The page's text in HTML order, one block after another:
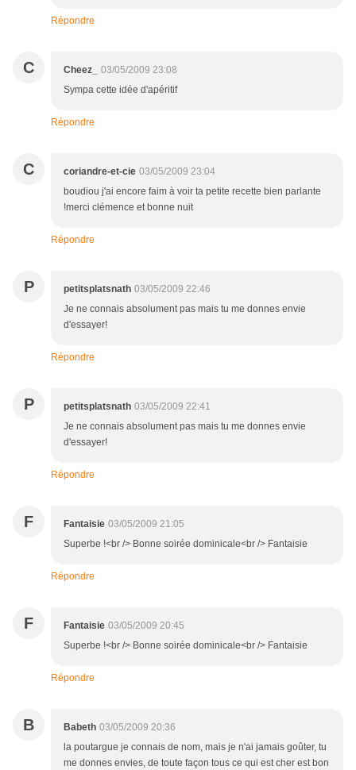
Répondre
C Cheez_
03/05/2009 23:08
Sympa cette idée d'apéritif
Répondre
C coriandre-et-cie 03/05/2009 23:04
boudiou j'ai encore faim à voir ta petite recette bien parlante
!merci clémence et bonne nuit
Répondre
P petitsplatsnath 03/05/2009 22:46
Je ne connais absolument pas mais tu me donnes envie
d'essayer!
Répondre
P petitsplatsnath 03/05/2009 22:41
Je ne connais absolument pas mais tu me donnes envie
d'essayer!
Répondre
F Fantaisie 03/05/2009 21:05
Superbe !<br /> Bonne soirée dominicale<br /> Fantaisie
Répondre
F Fantaisie 03/05/2009 20:45
Superbe !<br /> Bonne soirée dominicale<br /> Fantaisie
Répondre
B Babeth 03/05/2009 20:36
la poutargue je connais de nom, mais je n'ai jamais goûter, tu
me donnes envies, de toute façon tous ce qui est cher est bon